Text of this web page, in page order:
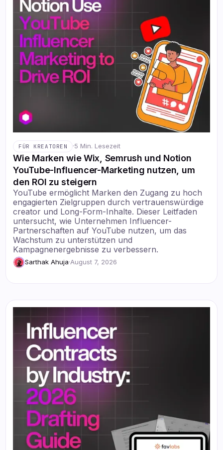
FÜR KREATOREN ·5 Min. Lesezeit
Wie Marken wie Wix, Semrush und Notion
YouTube-Influencer-Marketing nutzen, um
den ROI zu steigern
YouTube ermöglicht Marken den Zugang zu hoch
engagierten Zielgruppen durch vertrauenswürdige
creator und Long-Form-Inhalte. Dieser Leitfaden
untersucht, wie Unternehmen Influencer-
Partnerschaften auf YouTube nutzen, um das
Wachstum zu unterstützen und
Kampagnenergebnisse zu verbessern.
Sarthak Ahuja·August 7, 2026